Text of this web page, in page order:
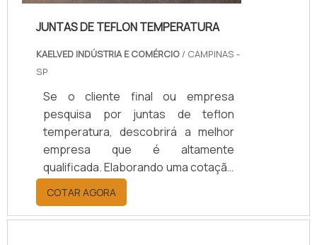
JUNTAS DE TEFLON TEMPERATURA
KAELVED INDÚSTRIA E COMÉRCIO / CAMPINAS -
SP
Se o cliente final ou empresa
pesquisa por juntas de teflon
temperatura, descobrirá a melhor
empresa que é altamente
qualificada. Elaborando uma cotação
por meio da plataforma e
descobrindo a melhor referência do
mercado.Sim, aqui é o lugar certo!
COTAR AGORA